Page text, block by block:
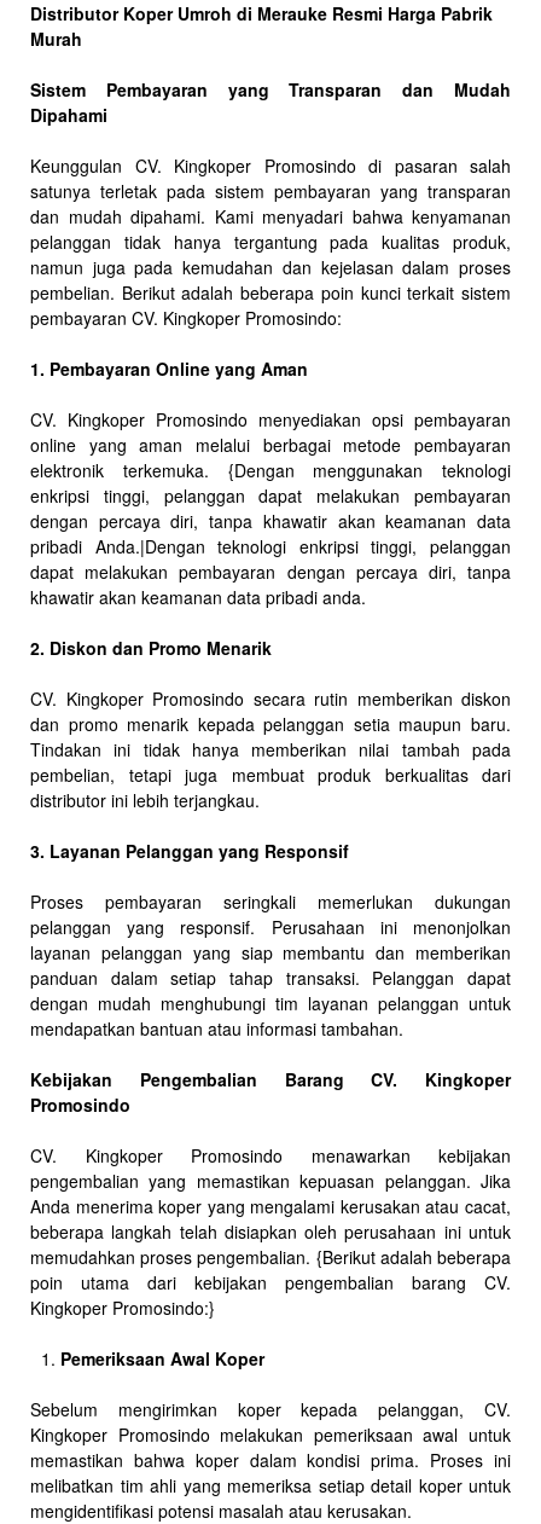
Distributor Koper Umroh di Merauke Resmi Harga Pabrik
Murah
Sistem Pembayaran yang Transparan dan Mudah
Dipahami
Keunggulan CV. Kingkoper Promosindo di pasaran salah
satunya terletak pada sistem pembayaran yang transparan
dan mudah dipahami. Kami menyadari bahwa kenyamanan
pelanggan tidak hanya tergantung pada kualitas produk,
namun juga pada kemudahan dan kejelasan dalam proses
pembelian. Berikut adalah beberapa poin kunci terkait sistem
pembayaran CV. Kingkoper Promosindo:
1. Pembayaran Online yang Aman
CV. Kingkoper Promosindo menyediakan opsi pembayaran
online yang aman melalui berbagai metode pembayaran
elektronik terkemuka. {Dengan menggunakan teknologi
enkripsi tinggi, pelanggan dapat melakukan pembayaran
dengan percaya diri, tanpa khawatir akan keamanan data
pribadi Anda.|Dengan teknologi enkripsi tinggi, pelanggan
dapat melakukan pembayaran dengan percaya diri, tanpa
khawatir akan keamanan data pribadi anda.
2. Diskon dan Promo Menarik
CV. Kingkoper Promosindo secara rutin memberikan diskon
dan promo menarik kepada pelanggan setia maupun baru.
Tindakan ini tidak hanya memberikan nilai tambah pada
pembelian, tetapi juga membuat produk berkualitas dari
distributor ini lebih terjangkau.
3. Layanan Pelanggan yang Responsif
Proses pembayaran seringkali memerlukan dukungan
pelanggan yang responsif. Perusahaan ini menonjolkan
layanan pelanggan yang siap membantu dan memberikan
panduan dalam setiap tahap transaksi. Pelanggan dapat
dengan mudah menghubungi tim layanan pelanggan untuk
mendapatkan bantuan atau informasi tambahan.
Kebijakan Pengembalian Barang CV. Kingkoper
Promosindo
CV. Kingkoper Promosindo menawarkan kebijakan
pengembalian yang memastikan kepuasan pelanggan. Jika
Anda menerima koper yang mengalami kerusakan atau cacat,
beberapa langkah telah disiapkan oleh perusahaan ini untuk
memudahkan proses pengembalian. {Berikut adalah beberapa
poin utama dari kebijakan pengembalian barang CV.
Kingkoper Promosindo:}
Pemeriksaan Awal Koper
Sebelum mengirimkan koper kepada pelanggan, CV.
Kingkoper Promosindo melakukan pemeriksaan awal untuk
memastikan bahwa koper dalam kondisi prima. Proses ini
melibatkan tim ahli yang memeriksa setiap detail koper untuk
mengidentifikasi potensi masalah atau kerusakan.